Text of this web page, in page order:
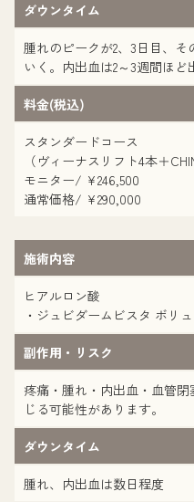
ダウンタイム
腫れのピークが2、3日目、そ
いく。内出血は2～3週間ほど
料金(税込)
スタンダードコース
（ヴィーナスリフト4本＋
モニター/ ¥246,500
通常価格/ ¥290,000
施術内容
ヒアルロン酸
・ジュビダームビスタ ボリ
副作用・リスク
疼痛・腫れ・内出血・血管
じる可能性があります。
ダウンタイム
腫れ、内出血は数日程度